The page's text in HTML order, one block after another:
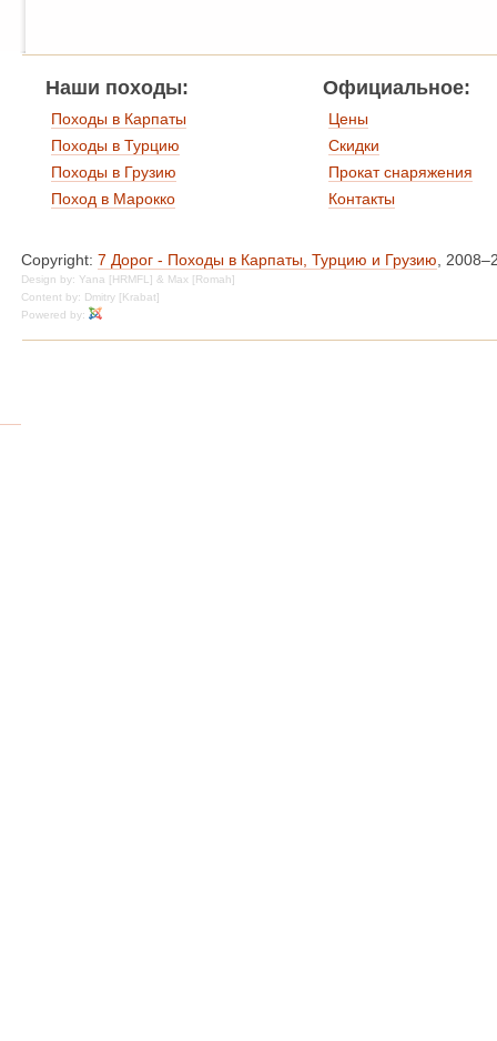
Наши походы:
Походы в Карпаты
Походы в Турцию
Походы в Грузию
Поход в Марокко
Официальное:
Цены
Скидки
Прокат снаряжения
Контакты
Copyright: 7 Дорог - Походы в Карпаты, Турцию и Грузию,
Design by: Yana [HRMFL] & Max [Romah]
Content by: Dmitry [Krabat]
Powered by: